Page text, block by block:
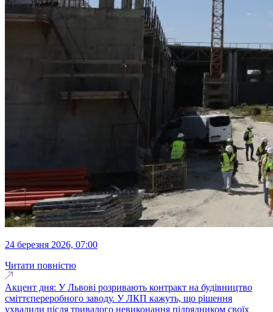
24 березня 2026, 07:00
Читати повністю
Акцент дня: У Львові розривають контракт на будівництво
сміттєпереробного заводу. У ЛКП кажуть, що рішення
ухвалили після тривалого невиконання підрядником своїх